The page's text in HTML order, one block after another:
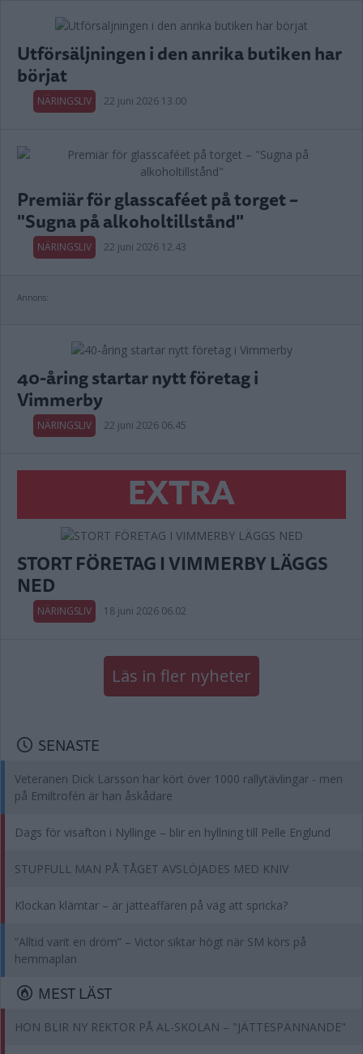
Utförsäljningen i den anrika butiken har
börjat
NÄRINGSLIV 22 juni 2026 13.00
Premiär för glasscaféet på torget –
"Sugna på alkoholtillstånd"
NÄRINGSLIV 22 juni 2026 12.43
Annons:
40-åring startar nytt företag i
Vimmerby
NÄRINGSLIV 22 juni 2026 06.45
EXTRA
STORT FÖRETAG I VIMMERBY LÄGGS
NED
NÄRINGSLIV 18 juni 2026 06.02
Läs in fler nyheter
SENASTE
Veteranen Dick Larsson har kört över 1000 rallytävlingar - men
på Emiltrofén är han åskådare
Dags för visafton i Nyllinge – blir en hyllning till Pelle Englund
STUPFULL MAN PÅ TÅGET AVSLÖJADES MED KNIV
Klockan klämtar – är jätteaffären på väg att spricka?
”Alltid varit en dröm” – Victor siktar högt när SM körs på
hemmaplan
MEST LÄST
HON BLIR NY REKTOR PÅ AL-SKOLAN – "JÄTTESPÄNNANDE"